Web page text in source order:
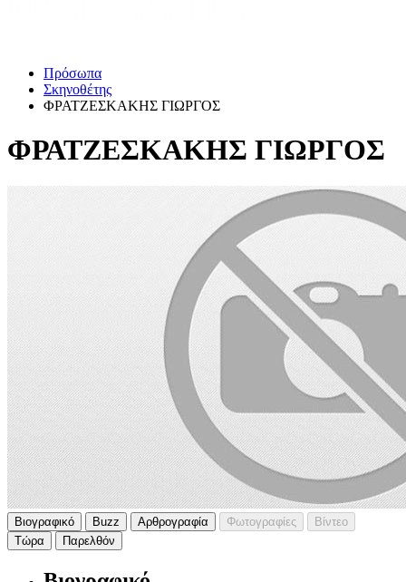
Πρόσωπα
Σκηνοθέτης
ΦΡΑΤΖΕΣΚΑΚΗΣ ΓΙΩΡΓΟΣ
ΦΡΑΤΖΕΣΚΑΚΗΣ ΓΙΩΡΓΟΣ
Βιογραφικό Buzz Αρθρογραφία Φωτογραφίες
Βίντεο
Τώρα
Παρελθόν